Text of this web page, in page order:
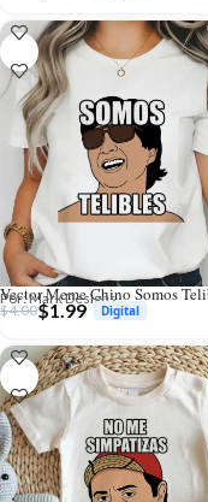
Por: Mark Designs
$4.00$1.99